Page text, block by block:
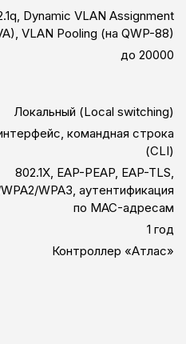
отключение
Информация,
приведена в
Информация,
приведена в
Dynamic VLAN Assignment
VLAN Pooling (на QWP-88)
до 20000
Локальный (Local switching)
командная строка
(CLI)
802.1X, EAP-PEAP, EAP-TLS,
WPA3, аутентификация
по MAC-адресам
1 год
Контроллер «Атлас»